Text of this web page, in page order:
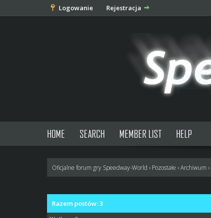
Logowanie Rejestracja
HOME SEARCH MEMBER LIST HELP
Oficjalne forum gry Speedway-World › Pozostałe ›Archiwum ›
Razem postów: 3